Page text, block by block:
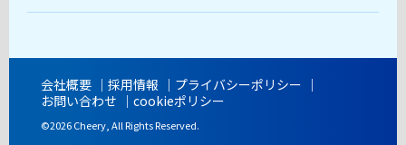
開講時間
会社概要 採用情報
プライバシーポリシー
お問い合わせ
cookieポリシー
©2026 Cheery, All Rights Reserved.